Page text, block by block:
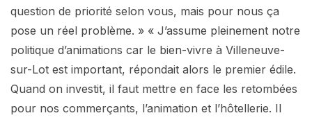
question de priorité selon vous, mais pour nous ça
pose un réel problème. » « J’assume pleinement notre
politique d’animations car le bien-vivre à Villeneuve-
sur-Lot est important, répondait alors le premier édile.
Quand on investit, il faut mettre en face les retombées
pour nos commerçants, l’animation et l’hôtellerie. Il